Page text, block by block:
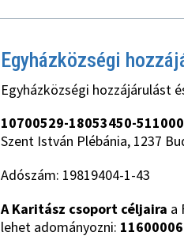
Egyházközségi
Egyházközségi hozzájárulást
10700529-18053450-
Szent István Plébánia, 1237
Adószám: 19819404-1-43
A Karitász csoport céljaira a
lehet adományozni: